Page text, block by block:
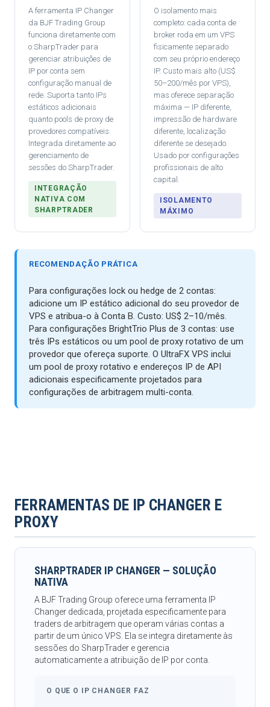
A ferramenta IP Changer
da BJF Trading Group
funciona diretamente com
o SharpTrader para
gerenciar atribuições de
IP por conta sem
configuração manual de
rede. Suporta tanto IPs
estáticos adicionais
quanto pools de proxy de
provedores compatíveis.
Integrada diretamente ao
gerenciamento de
sessões do SharpTrader.
INTEGRAÇÃO
NATIVA COM
SHARPTRADER
O isolamento mais
completo: cada conta de
broker roda em um VPS
fisicamente separado
com seu próprio endereço
IP. Custo mais alto (US$
50–200/mês por VPS),
mas oferece separação
máxima — IP diferente,
impressão de hardware
diferente, localização
diferente se desejado.
Usado por configurações
profissionais de alto
capital.
ISOLAMENTO
MÁXIMO
RECOMENDAÇÃO PRÁTICA
Para configurações lock ou hedge de 2 contas:
adicione um IP estático adicional do seu provedor de
VPS e atribua-o à Conta B. Custo: US$ 2–10/mês.
Para configurações BrightTrio Plus de 3 contas: use
três IPs estáticos ou um pool de proxy rotativo de um
provedor que ofereça suporte. O UltraFX VPS inclui
um pool de proxy rotativo e endereços IP de API
adicionais especificamente projetados para
configurações de arbitragem multi-conta.
FERRAMENTAS DE IP CHANGER E
PROXY
SHARPTRADER IP CHANGER — SOLUÇÃO
NATIVA
A BJF Trading Group oferece uma ferramenta IP
Changer dedicada, projetada especificamente para
traders de arbitragem que operam várias contas a
partir de um único VPS. Ela se integra diretamente às
sessões do SharpTrader e gerencia
automaticamente a atribuição de IP por conta.
O QUE O IP CHANGER FAZ